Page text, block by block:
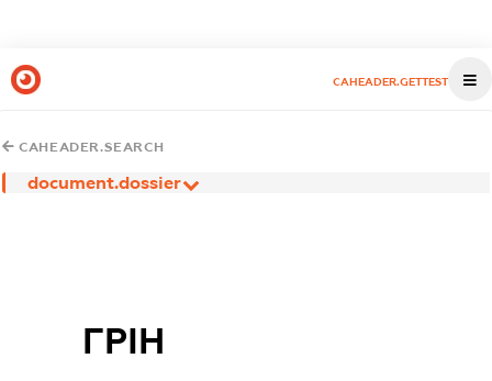
CAHEADER.GETTEST
CAHEADER.SEARCH
document.dossier
ГРІН